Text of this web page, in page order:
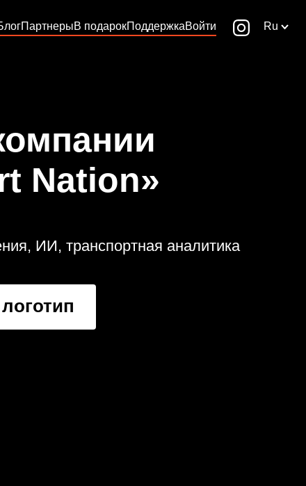
ПартнерыВ подарокПоддержкаВойти Ru
Nation»
ИИ, транспортная аналитика